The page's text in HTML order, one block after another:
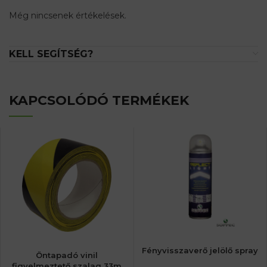
Még nincsenek értékelések.
KELL SEGÍTSÉG?
KAPCSOLÓDÓ TERMÉKEK
Öntapadó vinil
Fényvisszaverő jelölő spray